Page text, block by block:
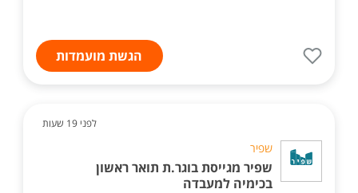
הגשת מועמדות
לפני 19 שעות
שפיר
שפיר מגייסת בוגר.ת תואר ראשון
בכימיה למעבדה